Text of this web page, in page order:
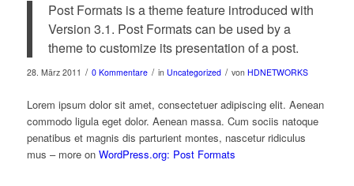
Post Formats is a theme feature introduced with
Version 3.1. Post Formats can be used by a
theme to customize its presentation of a post.
28. März 2011 / 0 Kommentare / in Uncategorized / von HDNETWORKS
Lorem ipsum dolor sit amet, consectetuer adipiscing elit. Aenean
commodo ligula eget dolor. Aenean massa. Cum sociis natoque
penatibus et magnis dis parturient montes, nascetur ridiculus
mus – more on WordPress.org: Post Formats